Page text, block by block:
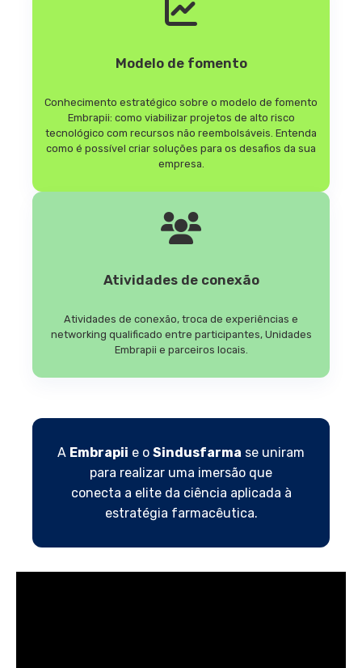
Modelo de fomento
Conhecimento estratégico sobre o modelo de fomento
Embrapii: como viabilizar projetos de alto risco
tecnológico com recursos não reembolsáveis. Entenda
como é possível criar soluções para os desafios da sua
empresa.
Atividades de conexão
Atividades de conexão, troca de experiências e
networking qualificado entre participantes, Unidades
Embrapii e parceiros locais.
A Embrapii e o Sindusfarma se uniram
para realizar uma imersão que
conecta a elite da ciência aplicada à
estratégia farmacêutica.